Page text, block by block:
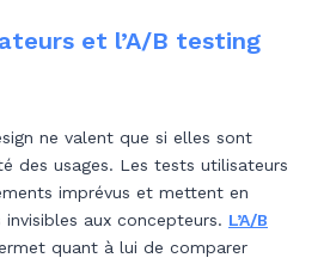
et l’A/B testing
ne valent que si elles sont
des usages. Les tests utilisateurs
imprévus et mettent en
aux concepteurs. L’A/B
quant à lui de comparer